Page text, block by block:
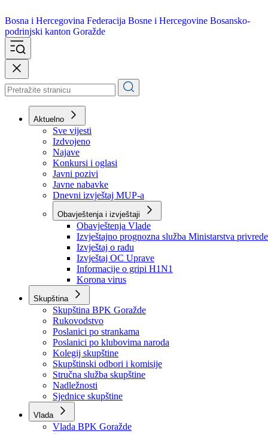
Bosna i Hercegovina
podrinjski kanton Goražde
Aktuelno
Sve vijesti
Izdvojeno
Najave
Konkursi i oglasi
Javni pozivi
Javne nabavke
Dnevni izvještaj MUP-a
Obavještenja i izvještaji
Obavještenja Vlade
Izvještajno prognozna služba Ministarstva privrede
Izvještaj o radu
Izvještaj OC Uprave
Informacije o gripi H1N1
Korona virus
Skupština
Skupština BPK Goražde
Rukovodstvo
Poslanici po strankama
Poslanici po klubovima naroda
Kolegij skupštine
Skupštinski odbori i komisije
Stručna služba skupštine
Nadležnosti
Sjednice skupštine